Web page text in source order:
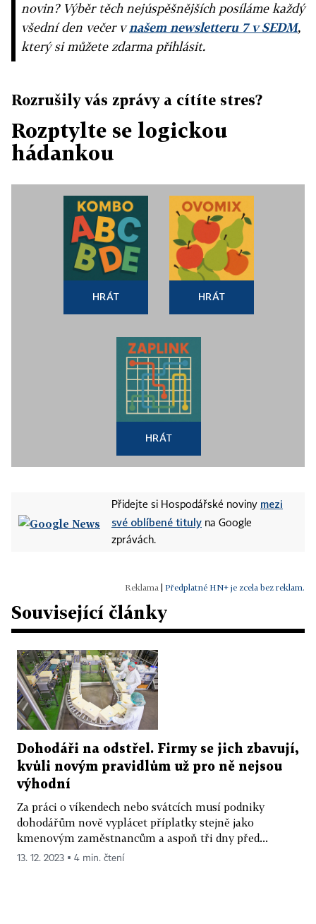
novin? Výběr těch nejúspěšnějších posíláme každý
všední den večer vnašem newsletteru 7 v SEDM,
který si můžete zdarma přihlásit.
Rozrušily vás zprávy a cítíte stres?
Rozptylte se logickou
hádankou
HRÁT HRÁT
HRÁT
Přidejte si Hospodářské noviny mezi
své oblíbené tituly na Google
zprávách.
Předplatné HN+ je zcela bez reklam.
Související články
Dohodáři na odstřel. Firmy se jich zbavují,
kvůli novým pravidlům už pro ně nejsou
výhodní
Za práci o víkendech nebo svátcích musí podniky
dohodářům nově vyplácet příplatky stejně jako
kmenovým zaměstnancům a aspoň tři dny před...
13. 12. 2023 ▪ 4 min. čtení